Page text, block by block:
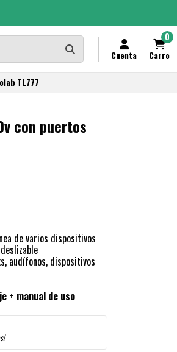
Cuenta
0
Carro
TL777
con puertos
de varios dispositivos
audífonos, dispositivos
+ manual de uso